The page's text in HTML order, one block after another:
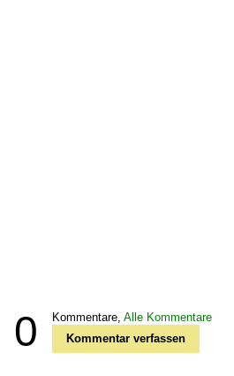
0 Kommentare, Alle Kommentare
Kommentar verfassen